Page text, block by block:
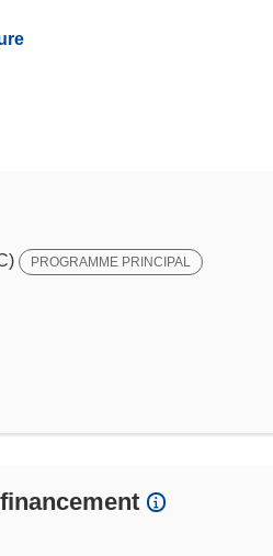
PROGRAMME PRINCIPAL